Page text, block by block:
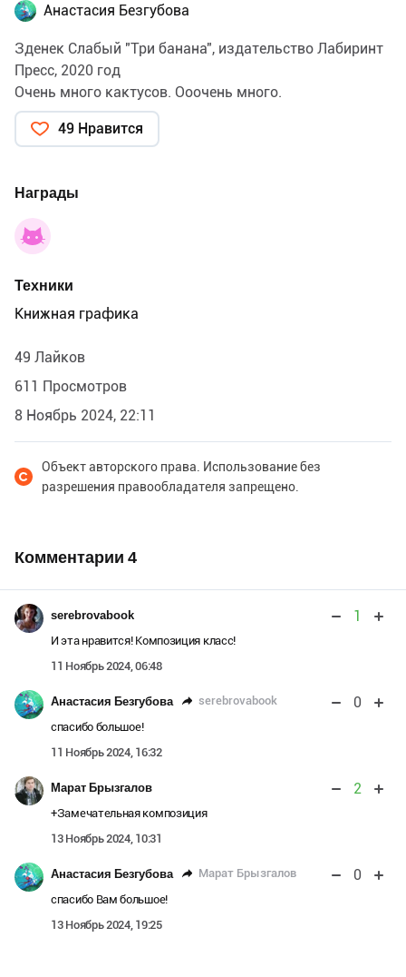
Анастасия Безгубова
Зденек Слабый "Три банана", издательство Лабиринт
Пресс, 2020 год
Очень много кактусов. Ооочень много.
49 Нравится
Награды
Техники
Книжная графика
49 Лайков
611 Просмотров
8 Ноябрь 2024, 22:11
Объект авторского права. Использование без
разрешения правообладателя запрещено.
Комментарии 4
serebrovabook 1
И эта нравится! Композиция класс!
11 Ноябрь 2024, 06:48
Анастасия Безгубова serebrovabook 0
спасибо большое!
11 Ноябрь 2024, 16:32
Марат Брызгалов 2
+Замечательная композиция
13 Ноябрь 2024, 10:31
Анастасия Безгубова Марат Брызгалов 0
спасибо Вам большое!
13 Ноябрь 2024, 19:25